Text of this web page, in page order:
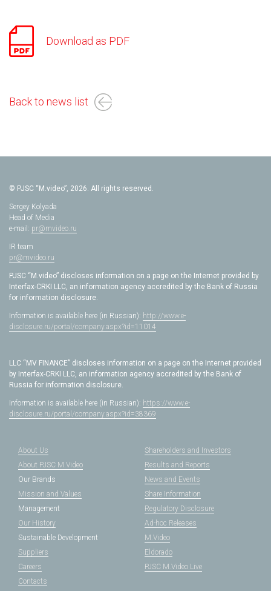
Download as PDF
Back to news list
© PJSC “M.video”, 2026. All rights reserved.
Sergey Kolyada
Head of Media
e-mail: pr@mvideo.ru
IR team
pr@mvideo.ru
PJSC “M.video” discloses information on a page on the Internet provided by
Interfax-CRKI LLC, an information agency accredited by the Bank of Russia
for information disclosure.
Information is available here (in Russian): http://www.e-
disclosure.ru/portal/company.aspx?id=11014
LLC “MV FINANCE” discloses information on a page on the Internet provided
by Interfax-CRKI LLC, an information agency accredited by the Bank of
Russia for information disclosure.
Information is available here (in Russian): https://www.e-
disclosure.ru/portal/company.aspx?id=38369
About Us
About PJSC M.Video
Our Brands
Mission and Values
Management
Our History
Shareholders and Investors
Results and Reports
News and Events
Share Information
Regulatory Disclosure
Ad-hoc Releases
Sustainable Development
Suppliers
Careers
Contacts
M.Video
Eldorado
PJSC M.Video Live